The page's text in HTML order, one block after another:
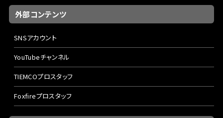
外部コンテンツ
SNSアカウント
YouTubeチャンネル
TIEMCOプロスタッフ
Foxfireプロスタッフ